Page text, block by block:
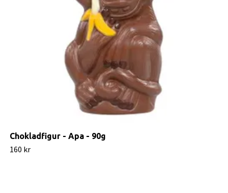
Chokladfigur - Apa - 90g
160 kr